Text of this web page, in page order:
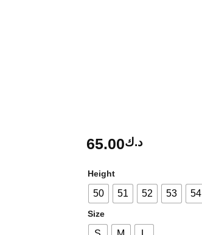
د.ك65.00
Height
50 51 52 53 54
Size